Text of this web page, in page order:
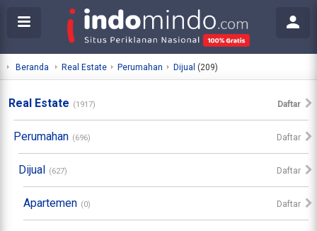
Beranda Real Estate Perumahan Dijual (209)
Real Estate (1917) Daftar
Perumahan (696) Daftar
Dijual (627) Daftar
Apartemen (0) Daftar